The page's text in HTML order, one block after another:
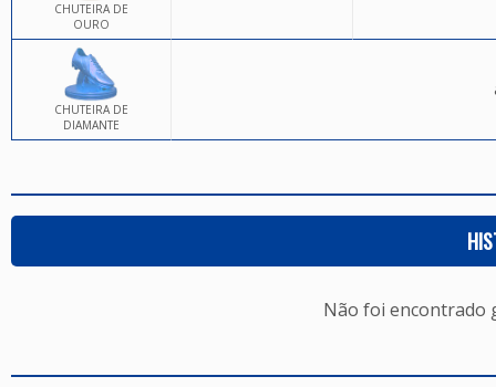
CHUTEIRA DE
OURO
CHUTEIRA DE
DIAMANTE
Não foi encontrado